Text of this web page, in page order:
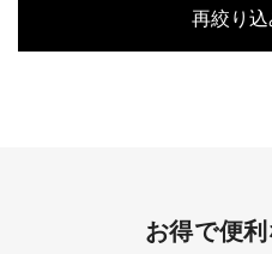
再絞り込
お得で便